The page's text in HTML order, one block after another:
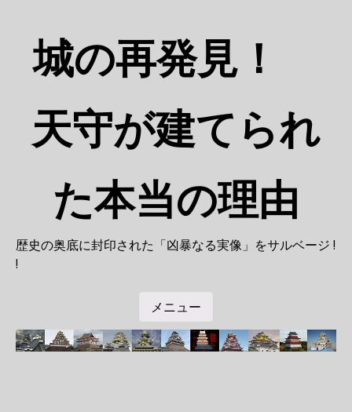
城の再発見！
天守が建てられ
た本当の理由
歴史の奥底に封印された「凶暴なる実像」をサルベージ !
!
メニュー
コンテンツへ移動